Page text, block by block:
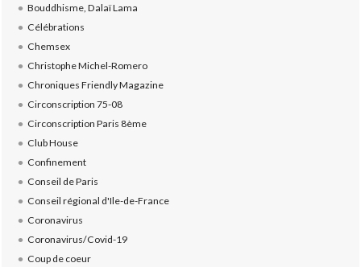
Bouddhisme, Dalaï Lama
Célébrations
Chemsex
Christophe Michel-Romero
Chroniques Friendly Magazine
Circonscription 75-08
Circonscription Paris 8ème
Club House
Confinement
Conseil de Paris
Conseil régional d'Ile-de-France
Coronavirus
Coronavirus/Covid-19
Coup de coeur